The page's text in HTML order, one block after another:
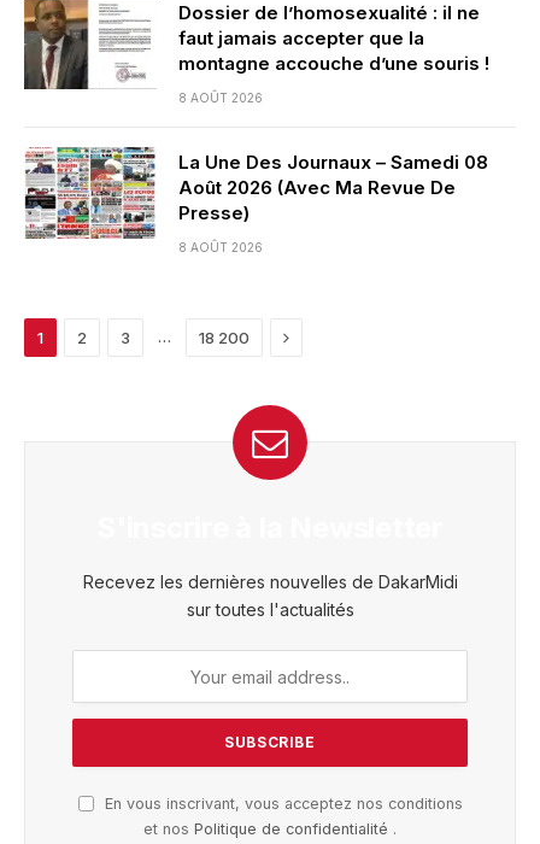
Dossier de l’homosexualité : il ne
faut jamais accepter que la
montagne accouche d’une souris !
8 AOÛT 2026
La Une Des Journaux – Samedi 08
Août 2026 (Avec Ma Revue De
Presse)
8 AOÛT 2026
1 2 3 … 18 200 Next
Recevez les dernières nouvelles de DakarMidi
sur toutes l'actualités
En vous inscrivant, vous acceptez nos conditions
et nos Politique de confidentialité .